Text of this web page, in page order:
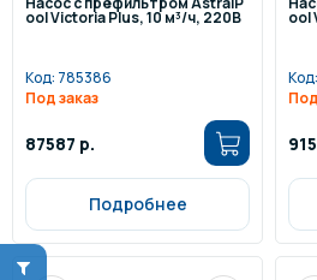
ool Victoria Plus, 10 м³/ч, 220В
Код: 785386
Под заказ
87587 р.
Подробнее
ool
Код: